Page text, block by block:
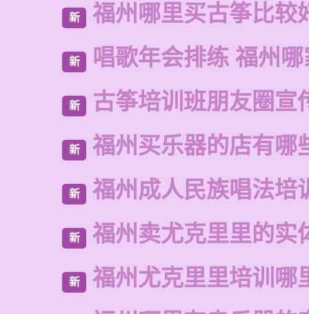
新 福州哪里买古筝比较
新 唱歌年会排练 福州
新 古筝培训班朋友圈宣
新 福州买乐器的店有哪
新 福州成人民族唱法培
新 福州卖尤克里里的实
新
福州尤克里里培训哪